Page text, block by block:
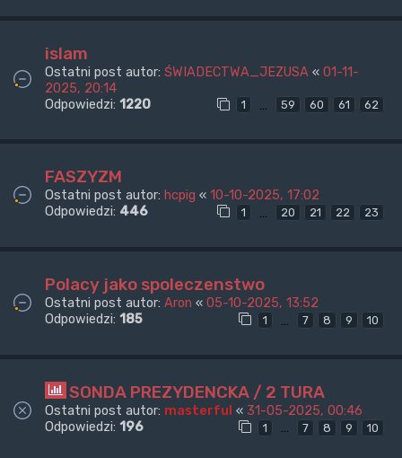
islam
Ostatni post autor: ŚWIADECTWA_JEZUSA « 01-11-
2025, 20:14
Odpowiedzi: 1220 1 … 59 60 61 62
FASZYZM
Ostatni post autor: hcpig « 10-10-2025, 17:02
Odpowiedzi: 446 1 … 20 21 22 23
Polacy jako spoleczenstwo
Ostatni post autor: Aron « 05-10-2025, 13:52
Odpowiedzi: 185 1 7 8 9 10
SONDA PREZYDENCKA / 2 TURA
Ostatni post autor: masterful « 31-05-2025, 00:46
Odpowiedzi: 196 1 … 7 8 9 10